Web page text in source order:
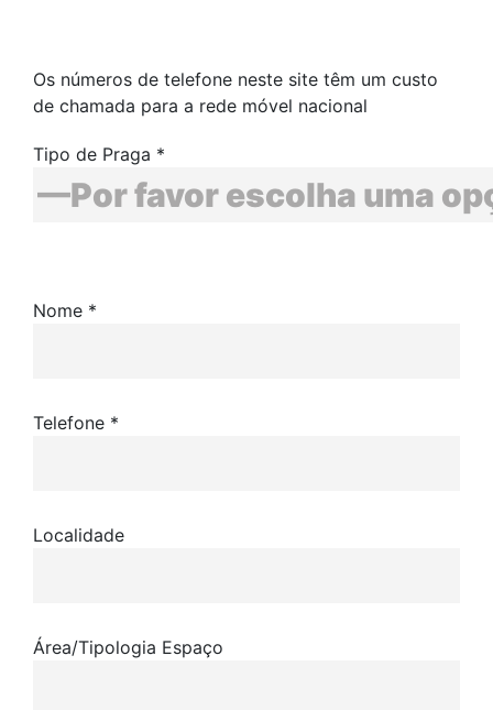
Os números de telefone neste site têm um custo
de chamada para a rede móvel nacional
Tipo de Praga *
Nome *
Telefone *
Localidade
Área/Tipologia Espaço